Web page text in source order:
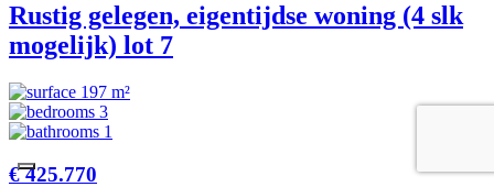
Rustig gelegen, eigentijdse woning (4 slk
mogelijk) lot 7
197 m²
3
1
€ 425.770